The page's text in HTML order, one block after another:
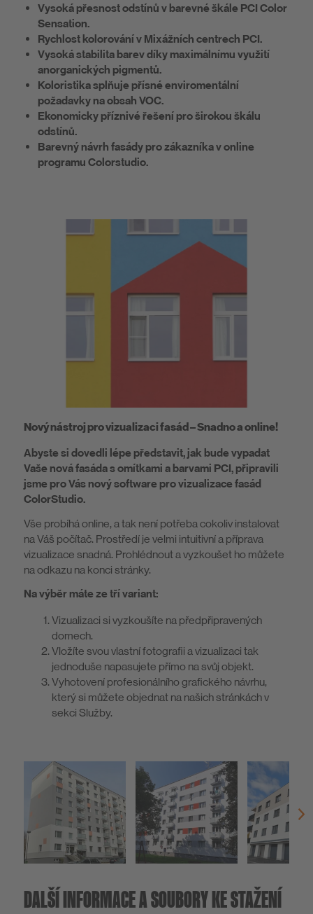
Vysoká přesnost odstínů v barevné škále PCI Color
Sensation.
Rychlost kolorování v Mixážních centrech PCI.
Vysoká stabilita barev díky maximálnímu využití
anorganických pigmentů.
Koloristika splňuje přísné enviromentální
požadavky na obsah VOC.
Ekonomicky příznivé řešení pro širokou škálu
odstínů.
Barevný návrh fasády pro zákazníka v online
programu Colorstudio.
Nový nástroj pro vizualizaci fasád – Snadno a online!
Abyste si dovedli lépe představit, jak bude vypadat
Vaše nová fasáda s omítkami a barvami PCI, připravili
jsme pro Vás nový software pro vizualizace fasád
ColorStudio.
Vše probíhá online, a tak není potřeba cokoliv instalovat
na Váš počítač. Prostředí je velmi intuitivní a příprava
vizualizace snadná. Prohlédnout a vyzkoušet ho můžete
na odkazu na konci stránky.
Na výběr máte ze tří variant:
Vizualizaci si vyzkoušíte na předpřipravených
domech.
Vložíte svou vlastní fotografii a vizualizaci tak
jednoduše napasujete přímo na svůj objekt.
Vyhotovení profesionálního grafického návrhu,
který si můžete objednat na našich stránkách v
sekci Služby.
DALŠÍ INFORMACE A SOUBORY KE STAŽENÍ